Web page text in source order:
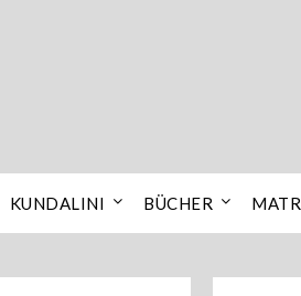
KUNDALINI BÜCHER